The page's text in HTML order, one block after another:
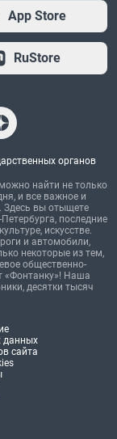
App Store
RuStore
органов
найти не только
и все важное и
Здесь вы отыщете
последние
искусстве.
и автомобили,
некоторые из тем,
общественно-
«Фонтанку»! Наша
десятки тысяч
данных
сайта